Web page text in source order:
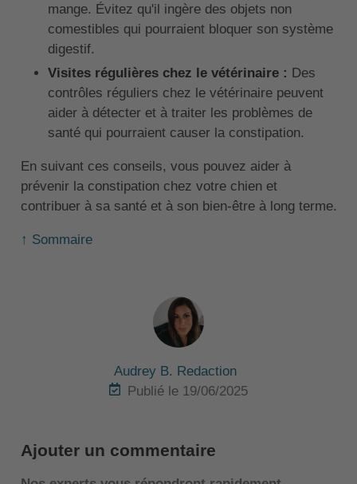
mange. Évitez qu'il ingère des objets non
comestibles qui pourraient bloquer son système
digestif.
Visites régulières chez le vétérinaire : Des
contrôles réguliers chez le vétérinaire peuvent
aider à détecter et à traiter les problèmes de
santé qui pourraient causer la constipation.
En suivant ces conseils, vous pouvez aider à
prévenir la constipation chez votre chien et
contribuer à sa santé et à son bien-être à long terme.
↑ Sommaire
Audrey B. Redaction
Publié le 19/06/2025
Ajouter un commentaire